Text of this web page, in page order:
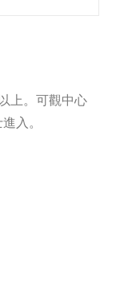
上。可觀中心
入。